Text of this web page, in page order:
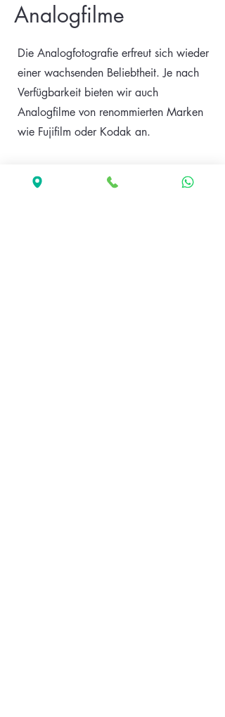
Analogfilme
Die Analogfotografie erfreut sich wieder
einer wachsenden Beliebtheit. Je nach
Verfügbarkeit bieten wir auch
Analogfilme von renommierten Marken
wie Fujifilm oder Kodak an.